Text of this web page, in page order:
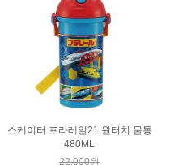
스케이터 프라레일21 원터치 물통
480ML
22,000원